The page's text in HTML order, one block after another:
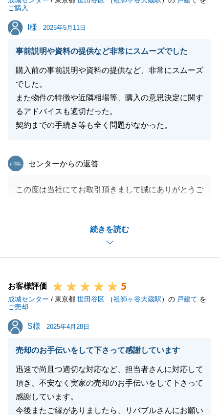
ご購入
I様
I様 2025年5月11日
事前説明や資料の提供など非常にスムーズでした
購入前の事前説明や資料の提供など、非常にスムーズ
でした。
また物件の特徴や近隣相場等、購入の意思決定に関す
るアドバイスも適切だった。
契約までの手続き等も全く問題がなかった。
続きを読む
東急リバブル
センターからの返答
この度は当社にてお取引頂きまして誠にありがとうご
完了でき私も非常にうれしく思います。
これを機に末永いお付き合いができればと考えており
ます。
お客様評価 5
成城センター / 東京都 世田谷区 （祖師ヶ谷大蔵駅）の 戸建て を
ご売却
S様
S様 2025年4月28日
売却のお手伝いをして下さって感謝しています
迅速で尚且つ適切な対応など、担当者さんに対応して
頂き、不安なく実家の売却のお手伝いをして下さって
感謝しています。
今後またご縁がありましたら、リバブルさんにお願い